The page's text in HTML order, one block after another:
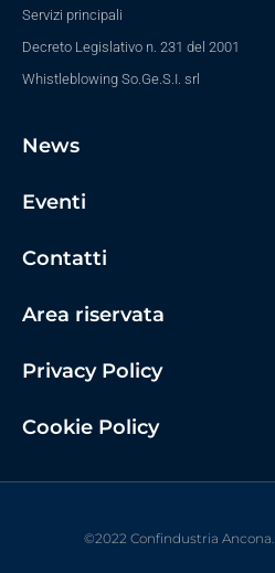
Servizi principali
Decreto Legislativo n. 231 del 2001
Whistleblowing So.Ge.S.I. srl
News
Eventi
Contatti
Area riservata
Privacy Policy
Cookie Policy
©2022 Confindustria